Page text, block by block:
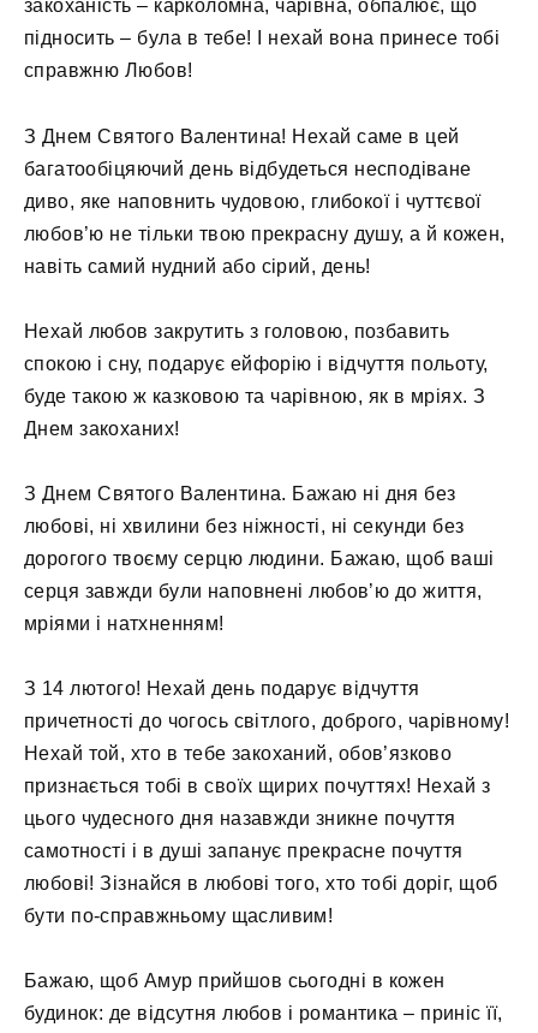
закоханість – карколомна, чарівна, обпалює, що
підносить – була в тебе! І нехай вона принесе тобі
справжню Любов!
З Днем Святого Валентина! Нехай саме в цей
багатообіцяючий день відбудеться несподіване
диво, яке наповнить чудовою, глибокої і чуттєвої
любов’ю не тільки твою прекрасну душу, а й кожен,
навіть самий нудний або сірий, день!
Нехай любов закрутить з головою, позбавить
спокою і сну, подарує ейфорію і відчуття польоту,
буде такою ж казковою та чарівною, як в мріях. З
Днем закоханих!
З Днем Святого Валентина. Бажаю ні дня без
любові, ні хвилини без ніжності, ні секунди без
дорогого твоєму серцю людини. Бажаю, щоб ваші
серця завжди були наповнені любов’ю до життя,
мріями і натхненням!
З 14 лютого! Нехай день подарує відчуття
причетності до чогось світлого, доброго, чарівному!
Нехай той, хто в тебе закоханий, обов’язково
признається тобі в своїх щирих почуттях! Нехай з
цього чудесного дня назавжди зникне почуття
самотності і в душі запанує прекрасне почуття
любові! Зізнайся в любові того, хто тобі доріг, щоб
бути по-справжньому щасливим!
Бажаю, щоб Амур прийшов сьогодні в кожен
будинок: де відсутня любов і романтика – приніс її,